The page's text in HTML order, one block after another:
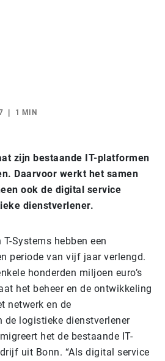
1 MIN
zijn bestaande IT-platformen
Daarvoor werkt het samen
ook de digital service
dienstverlener.
Systems hebben een
periode van vijf jaar verlengd.
honderden miljoen euro’s
het beheer en de ontwikkeling
netwerk en de
de logistieke dienstverlener
het de bestaande IT-
uit Bonn. “Als digital service